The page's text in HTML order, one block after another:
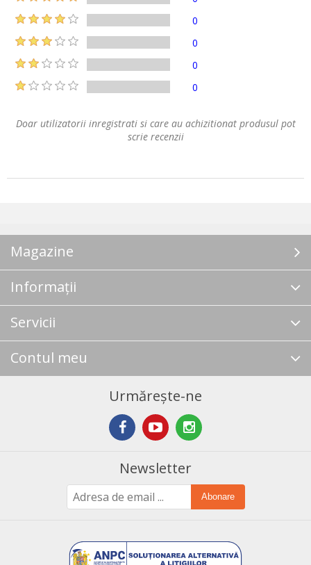
0
0
0
0
Doar utilizatorii inregistrati si care au achizitionat produsul pot
scrie recenzii
Magazine
Informații
Servicii
Contul meu
Urmărește-ne
Newsletter
Abonare